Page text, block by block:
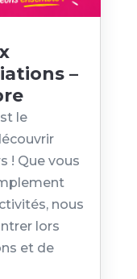
–
le
! Que vous
nous
lors
et de